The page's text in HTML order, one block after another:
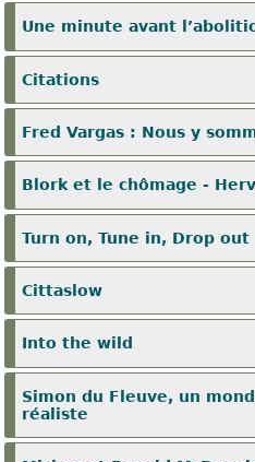
Une minute avant
Citations
Fred Vargas : Nous y
Blork et le chômage -
Turn on, Tune in, Drop out
Cittaslow
Into the wild
Simon du Fleuve, un
réaliste